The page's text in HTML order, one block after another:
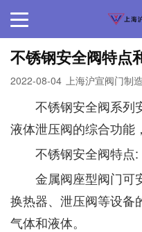
不锈钢安全阀特点
2022-08-04 上海沪宣阀门制
不锈钢安全阀系列安
液体泄压阀的综合功能
不锈钢安全阀特点:
金属阀座型阀门可安
换热器、泄压阀等设备
气体和液体。